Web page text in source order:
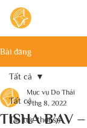
Bài đăng
Tất cả
Tin tức thời sự
Tất cả
TISHA B’AV
Mục vụ Do Thái
5 thg 8, 2022